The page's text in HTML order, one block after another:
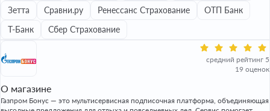
Зетта Сравни.ру Ренессанс Страхование
ОТП Банк
Т-Банк
Сбер Страхование
средний рейтинг 5
19 оценок
О магазине
Газпром Бонус — это мультисервисная подписочная платформа, объединяющая